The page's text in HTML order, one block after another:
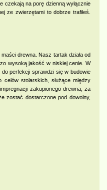
czekają na porę dzienną wyłącznie
ze zwierzętami to dobrze trafiłeś.
drewna. Nasz tartak działa od
wysoką jakość w niskiej cenie. W
perfekcji sprawdzi się w budowie
stolarskich, służące między
zakupionego drewna, za
zostać dostarczone pod dowolny,